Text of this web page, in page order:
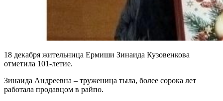
18 декабря жительница Ермиши Зинаида Кузовенкова
отметила 101-летие.
Зинаида Андреевна – труженица тыла, более сорока лет
работала продавцом в райпо.